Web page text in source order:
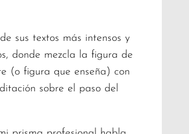
sus textos más intensos y
donde mezcla la figura de
(o figura que enseña) con
sobre el paso del